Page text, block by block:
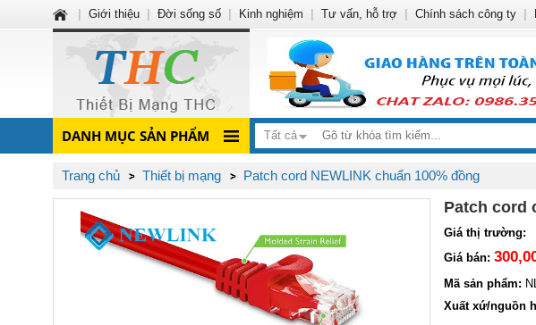
DANH MỤC SẢN PHẨM Tất cả
Trang chủ Thiết bị mạng Patch cord NEWLINK chuẩn 100% đồng
Patch cord
Giá thị trường:
Giá bán:
Mã sản phẩm:
Xuất xứ/nguồn
Giới thiệu Đời sống số Kinh nghiệm Tư vấn, hỗ trợ Chính sách công ty